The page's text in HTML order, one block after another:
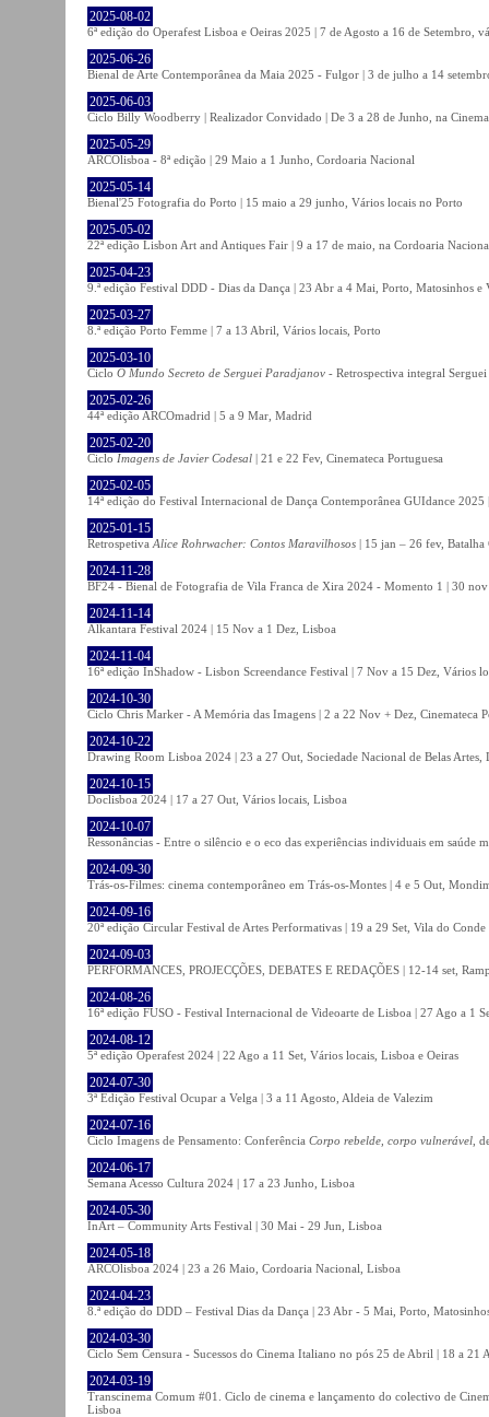
2025-08-02
6ª edição do Operafest Lisboa e Oeiras 2025 | 7 de Agosto a 16 de Setembro,
2025-06-26
Bienal de Arte Contemporânea da Maia 2025 - Fulgor | 3 de julho a 14
2025-06-03
Ciclo Billy Woodberry | Realizador Convidado | De 3 a 28 de Junho, na
2025-05-29
ARCOlisboa - 8ª edição | 29 Maio a 1 Junho, Cordoaria Nacional
2025-05-14
Bienal'25 Fotografia do Porto | 15 maio a 29 junho, Vários locais no Porto
2025-05-02
22ª edição Lisbon Art and Antiques Fair | 9 a 17 de maio, na Cordoaria
2025-04-23
9.ª edição Festival DDD - Dias da Dança | 23 Abr a 4 Mai, Porto, Matosinhos e
2025-03-27
8.ª edição Porto Femme | 7 a 13 Abril, Vários locais, Porto
2025-03-10
Ciclo O Mundo Secreto de Serguei Paradjanov - Retrospectiva integral
2025-02-26
44ª edição ARCOmadrid | 5 a 9 Mar, Madrid
2025-02-20
Ciclo Imagens de Javier Codesal | 21 e 22 Fev, Cinemateca Portuguesa
2025-02-05
14ª edição do Festival Internacional de Dança Contemporânea GUIdance 2025
2025-01-15
Retrospetiva Alice Rohrwacher: Contos Maravilhosos | 15 jan – 26 fev, Batalha
2024-11-28
BF24 - Bienal de Fotografia de Vila Franca de Xira 2024 - Momento 1 | 30
2024-11-14
Alkantara Festival 2024 | 15 Nov a 1 Dez, Lisboa
2024-11-04
16ª edição InShadow - Lisbon Screendance Festival | 7 Nov a 15 Dez, Vários
2024-10-30
Ciclo Chris Marker - A Memória das Imagens | 2 a 22 Nov + Dez, Cinemateca
2024-10-22
Drawing Room Lisboa 2024 | 23 a 27 Out, Sociedade Nacional de Belas Artes,
2024-10-15
Doclisboa 2024 | 17 a 27 Out, Vários locais, Lisboa
2024-10-07
Ressonâncias - Entre o silêncio e o eco das experiências individuais em
2024-09-30
Trás-os-Filmes: cinema contemporâneo em Trás-os-Montes | 4 e 5 Out,
2024-09-16
20ª edição Circular Festival de Artes Performativas | 19 a 29 Set, Vila do Conde
2024-09-03
PERFORMANCES, PROJECÇÕES, DEBATES E REDAÇÕES | 12-14 set,
2024-08-26
16ª edição FUSO - Festival Internacional de Videoarte de Lisboa | 27 Ago a 1
2024-08-12
5ª edição Operafest 2024 | 22 Ago a 11 Set, Vários locais, Lisboa e Oeiras
2024-07-30
3ª Edição Festival Ocupar a Velga | 3 a 11 Agosto, Aldeia de Valezim
2024-07-16
Ciclo Imagens de Pensamento: Conferência Corpo rebelde, corpo vulnerável ,
2024-06-17
Semana Acesso Cultura 2024 | 17 a 23 Junho, Lisboa
2024-05-30
InArt – Community Arts Festival | 30 Mai - 29 Jun, Lisboa
2024-05-18
ARCOlisboa 2024 | 23 a 26 Maio, Cordoaria Nacional, Lisboa
2024-04-23
8.ª edição do DDD – Festival Dias da Dança | 23 Abr - 5 Mai, Porto,
2024-03-30
Ciclo Sem Censura - Sucessos do Cinema Italiano no pós 25 de Abril | 18 a
2024-03-19
Transcinema Comum #01. Ciclo de cinema e lançamento do colectivo de
Lisboa